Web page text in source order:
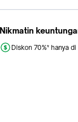
Nikmatin
Diskon 70%* hanya